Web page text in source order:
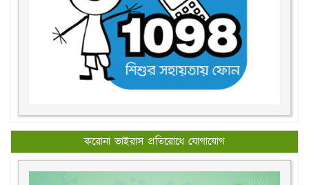
করোনা ভাইরাস প্রতিরোধে যোগাযোগ